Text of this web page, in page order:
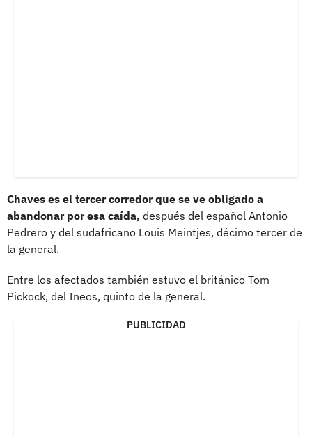
Chaves es el tercer corredor que se ve obligado a
abandonar por esa caída, después del español Antonio
Pedrero y del sudafricano Louis Meintjes, décimo tercer de
la general.
Entre los afectados también estuvo el británico Tom
Pickock, del Ineos, quinto de la general.
PUBLICIDAD